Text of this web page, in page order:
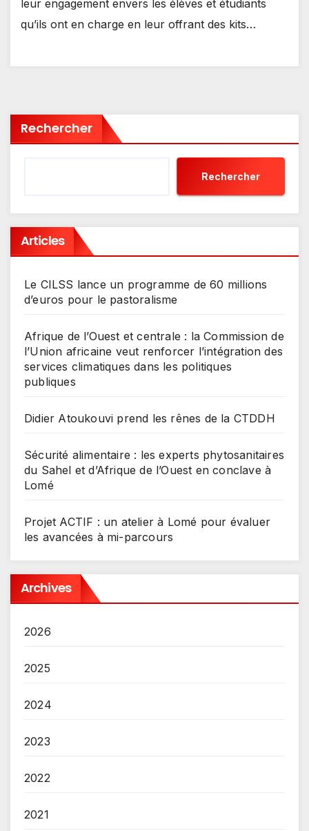
leur engagement envers les élèves et étudiants
qu’ils ont en charge en leur offrant des kits…
Rechercher
Rechercher
Articles
Le CILSS lance un programme de 60 millions
d’euros pour le pastoralisme
Afrique de l’Ouest et centrale : la Commission de
l’Union africaine veut renforcer l’intégration des
services climatiques dans les politiques
publiques
Didier Atoukouvi prend les rênes de la CTDDH
Sécurité alimentaire : les experts phytosanitaires
du Sahel et d’Afrique de l’Ouest en conclave à
Lomé
Projet ACTIF : un atelier à Lomé pour évaluer
les avancées à mi-parcours
Archives
2026
2025
2024
2023
2022
2021